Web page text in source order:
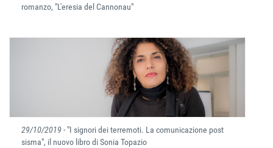
romanzo, "L'eresia del Cannonau"
29/10/2019- "I signori dei terremoti. La comunicazione post
sisma", il nuovo libro di Sonia Topazio